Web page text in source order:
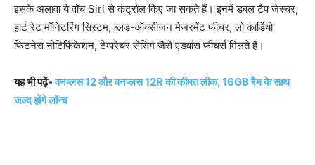
इसके अलावा ये वॉच Siri से कंट्रोल किए जा सकते हैं। इनमें डबल टैप जेस्चर,
हार्ट रेट मॉनिटरिंग सिस्टम, ब्लड-ऑक्सीजन मेजरमेंट फीचर, लो कार्डियो
फिटनेस नोटिफिकेशन, टेम्परेचर सेंसिंग जैसे एडवांस फीचर्स मिलते हैं।
यह भी पढ़ें-वनप्लस 12 और वनप्लस 12R की कीमत लीक, 16GB रैम के साथ
जल्द होंगे लॉन्च